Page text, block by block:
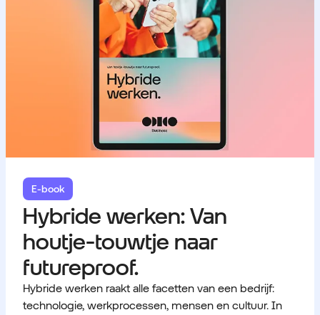
E-book
Hybride werken: Van
houtje-touwtje naar
futureproof.
Hybride werken raakt alle facetten van een bedrijf:
technologie, werkprocessen, mensen en cultuur. In